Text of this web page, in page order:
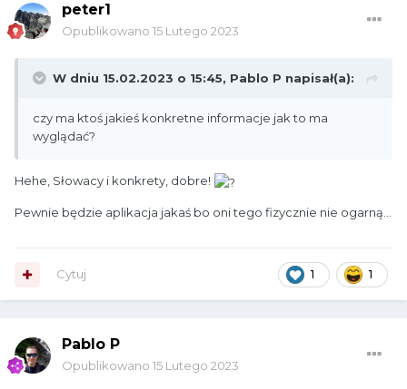
peter1
Opublikowano 15 Lutego 2023
W dniu 15.02.2023 o 15:45, Pablo P napisał(a):
czy ma ktoś jakieś konkretne informacje jak to ma
wyglądać?
Hehe, Słowacy i konkrety, dobre!
Pewnie będzie aplikacja jakaś bo oni tego fizycznie nie ogarną...
1 1
Cytuj
Pablo P
Opublikowano 15 Lutego 2023